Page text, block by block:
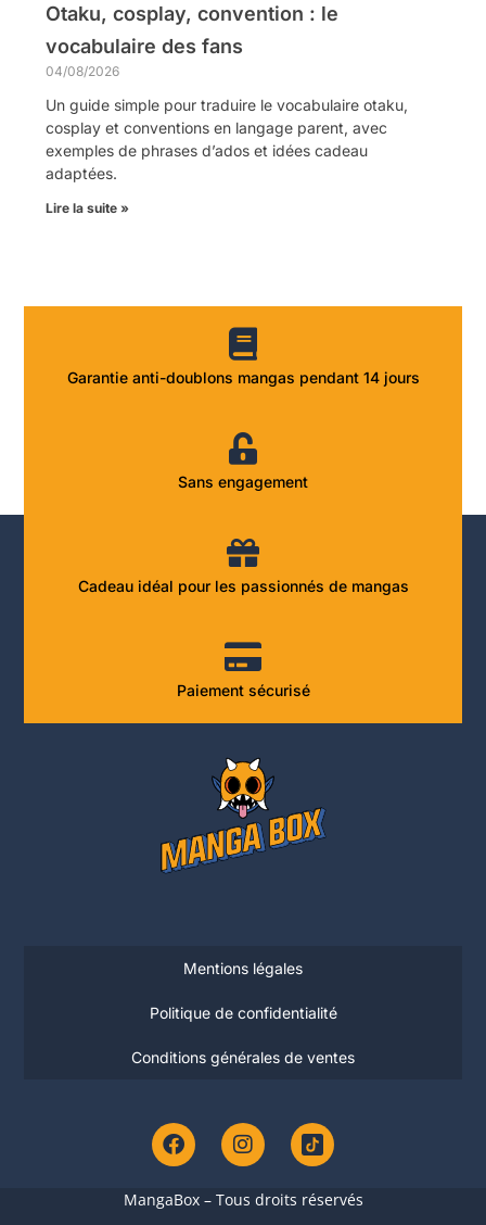
Otaku, cosplay, convention : le
vocabulaire des fans
04/08/2026
Un guide simple pour traduire le vocabulaire otaku,
cosplay et conventions en langage parent, avec
exemples de phrases d’ados et idées cadeau
adaptées.
Lire la suite »
Garantie anti-doublons mangas pendant 14 jours
Sans engagement
Cadeau idéal pour les passionnés de mangas
Paiement sécurisé
Mentions légales
Politique de confidentialité
Conditions générales de ventes
MangaBox – Tous droits réservés